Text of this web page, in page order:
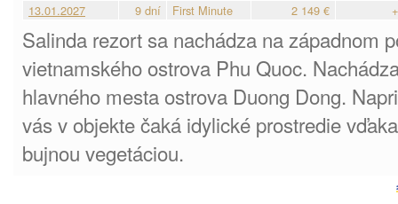
13.01.2027
9 dní First Minute 2 149 €
Salinda rezort sa nachádza na západnom
vietnamského ostrova Phu Quoc.
hlavného mesta ostrova Duong Dong.
vás v objekte čaká idylické prostredie
bujnou vegetáciou.